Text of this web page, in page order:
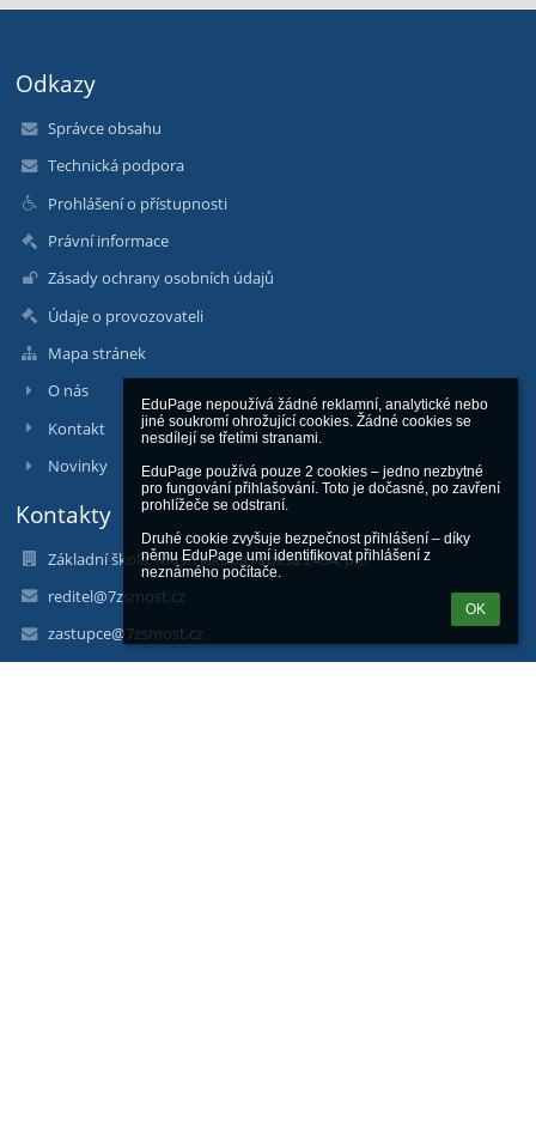
EduPage nepoužívá žádné reklamní, analytické nebo
jiné soukromí ohrožující cookies. Žádné cookies se
nesdílejí se třetími stranami.
EduPage používá pouze 2 cookies – jedno nezbytné
pro fungování přihlašování. Toto je dočasné, po zavření
prohlížeče se odstraní.
Druhé cookie zvyšuje bezpečnost přihlášení – díky
němu EduPage umí identifikovat přihlášení z
neznámého počítače.
OK
Odkazy
Správce obsahu
Technická podpora
Prohlášení o přístupnosti
Právní informace
Zásady ochrany osobních údajů
Údaje o provozovateli
Mapa stránek
O nás
Kontakt
Novinky
Kontakty
Základní škola, Most, Jakuba Arbesa 2454, p.o.
reditel@7zsmost.cz
zastupce@7zsmost.cz